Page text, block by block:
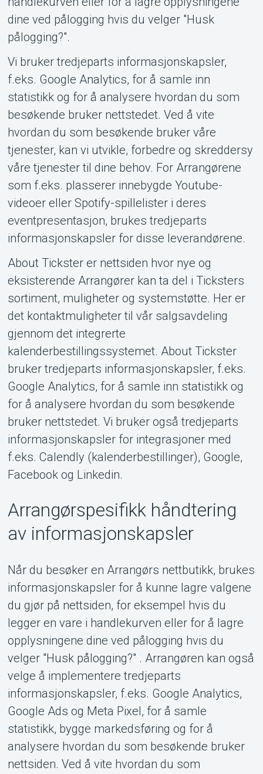
dine ved pålogging hvis du velger "Husk
pålogging?".
Vi bruker tredjeparts informasjonskapsler,
f.eks. Google Analytics, for å samle inn
statistikk og for å analysere hvordan du som
besøkende bruker nettstedet. Ved å vite
hvordan du som besøkende bruker våre
tjenester, kan vi utvikle, forbedre og skreddersy
våre tjenester til dine behov. For Arrangørene
som f.eks. plasserer innebygde Youtube-
videoer eller Spotify-spillelister i deres
eventpresentasjon, brukes tredjeparts
informasjonskapsler for disse leverandørene.
About Tickster er nettsiden hvor nye og
eksisterende Arrangører kan ta del i Ticksters
sortiment, muligheter og systemstøtte. Her er
det kontaktmuligheter til vår salgsavdeling
gjennom det integrerte
kalenderbestillingssystemet. About Tickster
bruker tredjeparts informasjonskapsler, f.eks.
Google Analytics, for å samle inn statistikk og
for å analysere hvordan du som besøkende
bruker nettstedet. Vi bruker også tredjeparts
informasjonskapsler for integrasjoner med
f.eks. Calendly (kalenderbestillinger), Google,
Facebook og Linkedin.
Arrangørspesifikk håndtering
av informasjonskapsler
Når du besøker en Arrangørs nettbutikk, brukes
informasjonskapsler for å kunne lagre valgene
du gjør på nettsiden, for eksempel hvis du
legger en vare i handlekurven eller for å lagre
opplysningene dine ved pålogging hvis du
velger "Husk pålogging?" . Arrangøren kan også
velge å implementere tredjeparts
informasjonskapsler, f.eks. Google Analytics,
Google Ads og Meta Pixel, for å samle
statistikk, bygge markedsføring og for å
analysere hvordan du som besøkende bruker
nettsiden. Ved å vite hvordan du som